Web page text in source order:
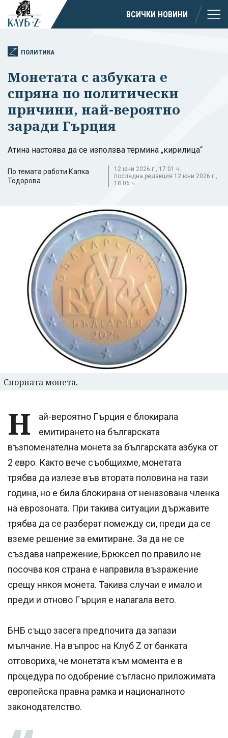
ВСИЧКИ НОВИНИ
ПОЛИТИКА
Монетата с азбуката е
спряна по политически
причини, най-вероятно
заради Гърция
Атина настоява да се използва термина „кирилица“
По темата работи Капка
Тодорова
12 юни 2026 г., 17:01 ч.
последна редакция 12 юни 2026 г.,
18:06 ч.
Спорната монета.
Н
ай-вероятно Гърция е блокирала
емитирането на българската
възпоменателна монета за българската азбука от
2 евро. Както вече съобщихме, монетата
трябва да излезе във втората половина на тази
година, но е била блокирана от неназована членка
на еврозоната. При такива ситуации държавите
трябва да се разберат помежду си, преди да се
вземе решение за емитиране. За да не се
създава напрежение, Брюксел по правило не
посочва коя страна е направила възражение
срещу някоя монета. Такива случаи е имало и
преди и отново Гърция е налагала вето.
БНБ също засега предпочита да запази
мълчание. На въпрос на Клуб Z от банката
отговориха, че монетата към момента е в
процедура по одобрение съгласно приложимата
европейска правна рамка и националното
законодателство.